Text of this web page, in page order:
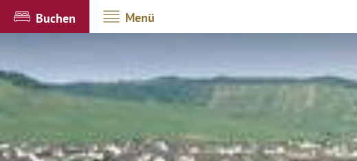
Buchen Menü